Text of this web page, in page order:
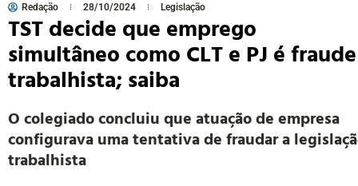
Redação 28/10/2024 Legislação
TST decide que emprego
simultâneo como CLT e PJ é fraude
trabalhista; saiba
O colegiado concluiu que atuação de empresa
configurava uma tentativa de fraudar a
trabalhista